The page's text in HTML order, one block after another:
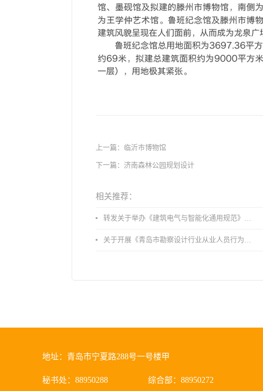
上一篇： 临沂市博物馆
下一篇： 济南森林公园规划设计
相关推荐：
转发关于举办《建筑电气与智能化通用规范》 GB55024-2022公益宣贯的通知
关于开展《青岛市勘察设计行业从业人员行为导则》、《青岛市住宅工程设计审查品质提升指引（2026版）》宣贯活动的通知
地址：青岛市宁夏路288号一号楼甲
秘书处：88950288 综合部：88950272